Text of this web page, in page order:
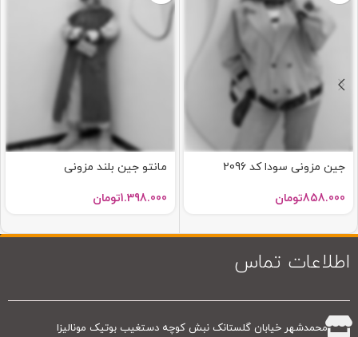
جین مزونی سودا کد 2096
858.000تومان
مانتو جین بلند مزونی
1.398.000تومان
اطلاعات تماس
محمدشهر خیابان گلستانک نبش کوچه دستغیب بوتیک مونالیزا